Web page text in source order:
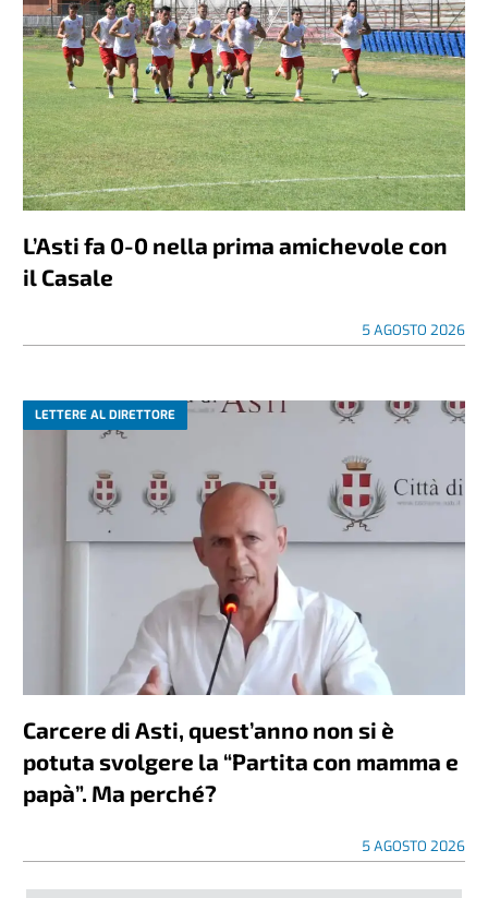
L’Asti fa 0-0 nella prima amichevole con
il Casale
5 AGOSTO 2026
LETTERE AL DIRETTORE
Carcere di Asti, quest’anno non si è
potuta svolgere la “Partita con mamma e
papà”. Ma perché?
5 AGOSTO 2026